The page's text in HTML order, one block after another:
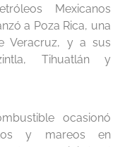
Mexicanos
a Poza Rica, una
Veracruz, y a sus
Tihuatlán y
ocasionó
y mareos en